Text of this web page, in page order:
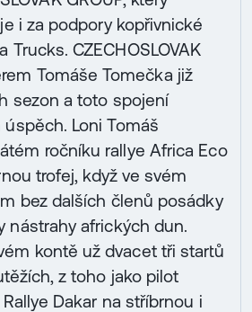
i za podpory kopřivnické
Trucks. CZECHOSLOVAK
Tomáše Tomečka již
sezon a toto spojení
Loni Tomáš
ročníku rallye Africa Eco
trofej, když ve svém
bez dalších členů posádky
nástrahy afrických dun.
kontě už dvacet tři startů
z toho jako pilot
Dakar na stříbrnou i